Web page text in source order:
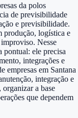
da polos
de previsibilidade
e previsibilidade.
produção, logística e
Nesse
pontual: ele precisa
integrações e
em Santana
integração e
organizar a base
que dependem